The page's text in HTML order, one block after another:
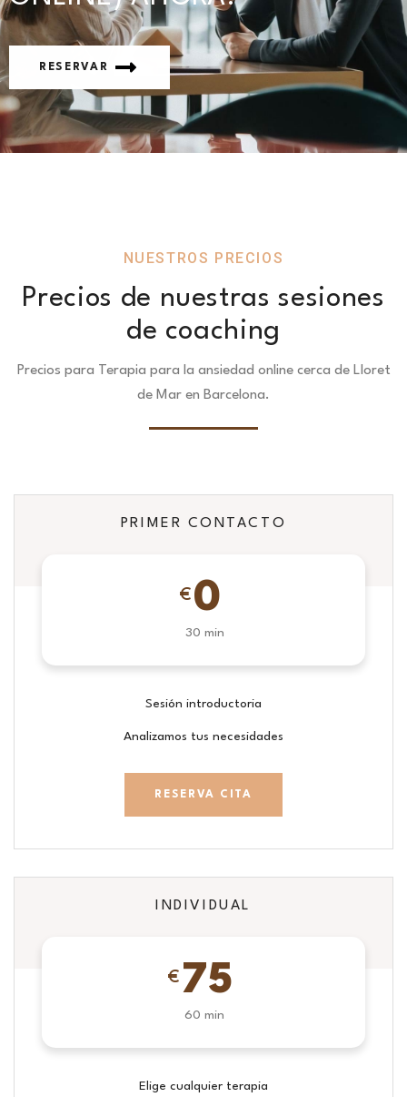
RESERVAR
NUESTROS PRECIOS
Precios de nuestras sesiones
de coaching
Precios para Terapia para la ansiedad online cerca de Lloret
de Mar en Barcelona.
PRIMER CONTACTO
€ 0
30 min
Sesión introductoria
Analizamos tus necesidades
RESERVA CITA
INDIVIDUAL
€ 75
60 min
Elige cualquier terapia